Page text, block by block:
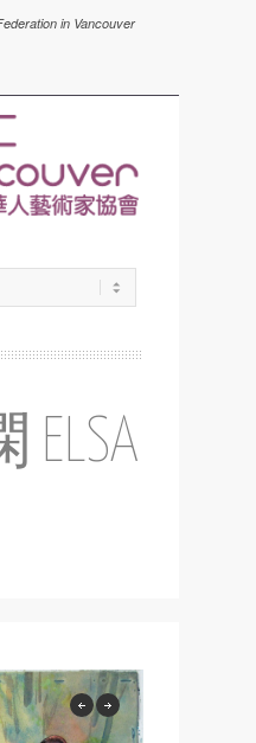
in Vancouver
previous